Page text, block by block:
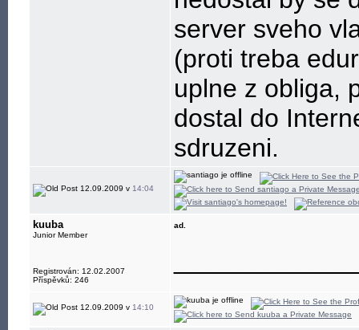
server sveho
(proti treba
uplne z obliga,
dostal do
sdruzeni.
12.09.2009 v 14:04
kuuba
Junior Member
Registrován: 12.02.2007
Příspěvků: 246
ad.
12.09.2009 v 14:10